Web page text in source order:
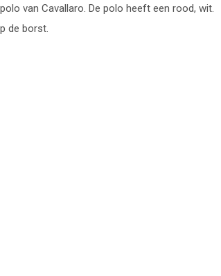
van Cavallaro. De polo heeft een rood, wit.
de borst.